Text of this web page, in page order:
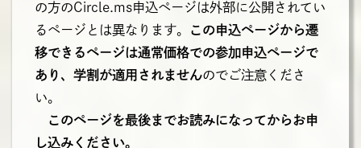
の方のCircle.ms申込ページは外部に公開されてい
るページとは異なります。
この申込ページから遷
移できるページは通常価格での参加申込ページで
あり、学割が適用されませんのでご注意くださ
い。
このページを最後までお読みになってからお申
し込みください。